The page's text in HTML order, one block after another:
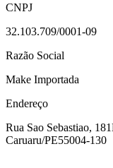
CNPJ
32.103.709/0001-09
Razão Social
Make Importada
Endereço
Rua Sao Sebastiao, 181
Caruaru/PE55004-130